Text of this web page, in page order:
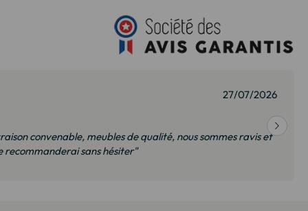
27/07/2026
convenable, meubles de qualité, nous sommes ravis et
recommanderai sans hésiter"